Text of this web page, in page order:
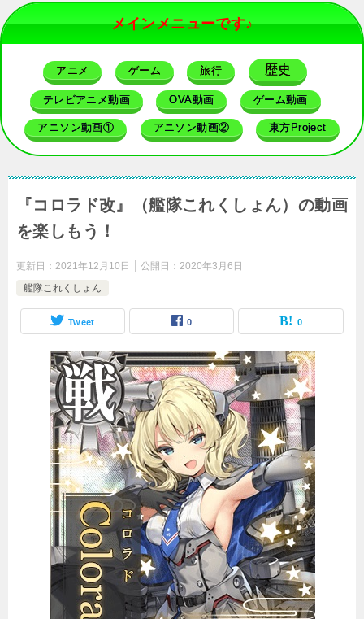
メインメニューです♪
アニメ ゲーム 旅行 歴史
テレビアニメ動画 OVA動画 ゲーム動画
アニソン動画① アニソン動画② 東方Project
『コロラド改』（艦隊これくしょん）の動画
を楽しもう！
更新日： 2021年12月10日 公開日： 2020年3月6日
艦隊これくしょん
Tweet 0 0